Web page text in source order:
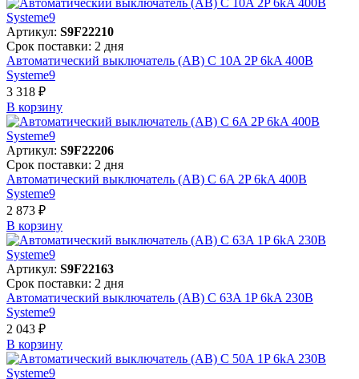
Артикул: S9F22210
Срок поставки: 2 дня
Автоматический выключатель (АВ) C 10A 2P 6kA 400В
Systeme9
3 318 ₽
В корзинy
Артикул: S9F22206
Срок поставки: 2 дня
Автоматический выключатель (АВ) C 6A 2P 6kA 400В
Systeme9
2 873 ₽
В корзинy
Артикул: S9F22163
Срок поставки: 2 дня
Автоматический выключатель (АВ) C 63A 1P 6kA 230В
Systeme9
2 043 ₽
В корзинy